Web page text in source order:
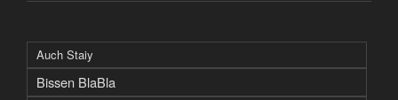
Auch Staiy
Bissen BlaBla